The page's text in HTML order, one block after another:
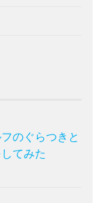
のぐらつきと
てみた